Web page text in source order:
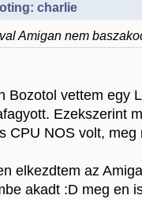
charlie
Amigan nem
Bozotol vettem egy
Ezekszerint
CPU NOS volt,
elkezdtem az
akadt :D meg en